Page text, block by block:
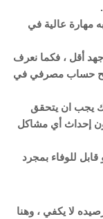
مهارة عالية في
أقل ، فكما نعرف
حساب مصرفي في
يجب ان يتحقق
إحداث أي مشاكل
للوفاء بمجرد
لا يكفي ، وهنا